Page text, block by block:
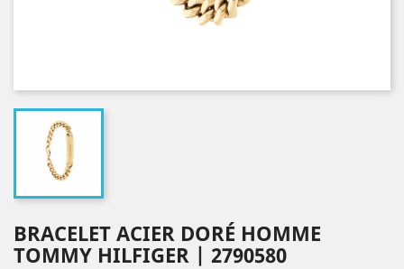
BRACELET ACIER DORÉ HOMME
TOMMY HILFIGER | 2790580